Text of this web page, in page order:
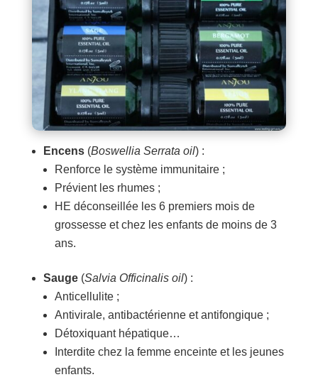
Encens (Boswellia Serrata oil) :
Renforce le système immunitaire ;
Prévient les rhumes ;
HE déconseillée les 6 premiers mois de
grossesse et chez les enfants de moins de 3
ans.
Sauge (Salvia Officinalis oil) :
Anticellulite ;
Antivirale, antibactérienne et antifongique ;
Détoxiquant hépatique…
Interdite chez la femme enceinte et les jeunes
enfants.